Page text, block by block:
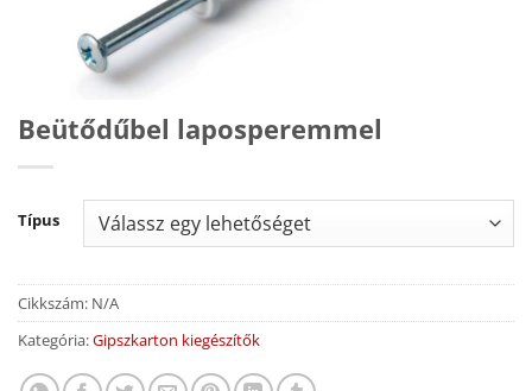
Beütődűbel laposperemmel
Típus
Cikkszám: N/A
Kategória:Gipszkarton kiegészítők